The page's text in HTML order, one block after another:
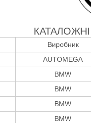
Виробник
AUTOMEGA
BMW
BMW
BMW
BMW